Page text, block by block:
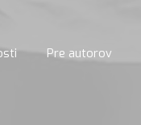
Pre autorov